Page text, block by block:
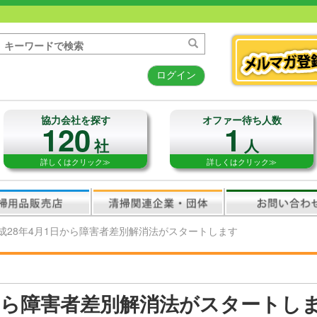
ログイン
協力会社を探す
120社
詳しくはクリック≫
オファー待ち人数
1人
詳しくはクリック≫
28年4月1日から障害者差別解消法がスタートします
障害者差別解消法がスタートし